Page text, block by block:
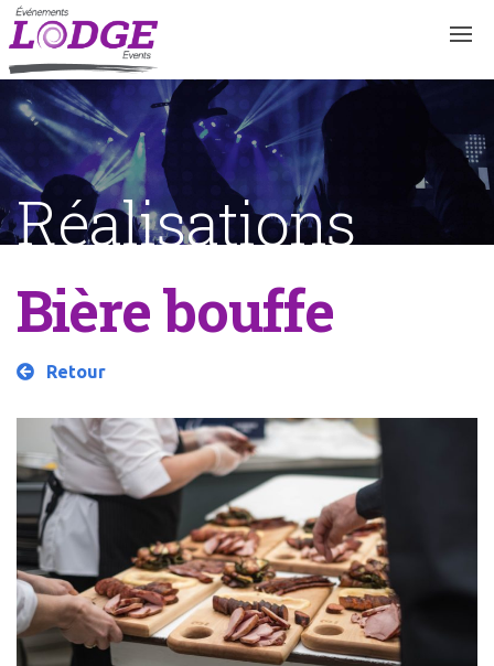
Skip
to
content
Réalisations
Bière bouffe
Retour